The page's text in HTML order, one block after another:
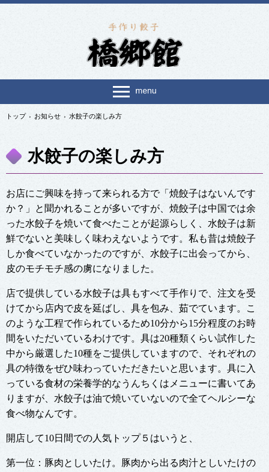
トップ › お知らせ › 水餃子の楽しみ方
水餃子の楽しみ方
お店にご興味を持って来られる方で「焼餃子はないんです
か？」と聞かれることが多いですが、焼餃子は中国では余
った水餃子を焼いて食べたことが起源らしく、水餃子は新
鮮でないと美味しく味わえないようです。私も昔は焼餃子
しか食べていなかったのですが、水餃子に出会ってから、
皮のモチモチ感の虜になりました。
店で提供している水餃子は具もすべて手作りで、注文を受
けてから店内で皮を延ばし、具を包み、茹でています。こ
のような工程で作られているため10分から15分程度のお時
間をいただいているわけです。具は20種類くらい試作した
中から厳選した10種をご提供していますので、それぞれの
具の特徴をぜひ味わっていただきたいと思います。具に入
っている食材の栄養学的なうんちくはメニューに書いてあ
りますが、水餃子は油で焼いていないので全てヘルシーな
食べ物なんです。
開店して10日間での人気トップ５はいうと、
第一位：豚肉としいたけ。豚肉から出る肉汁としいたけの